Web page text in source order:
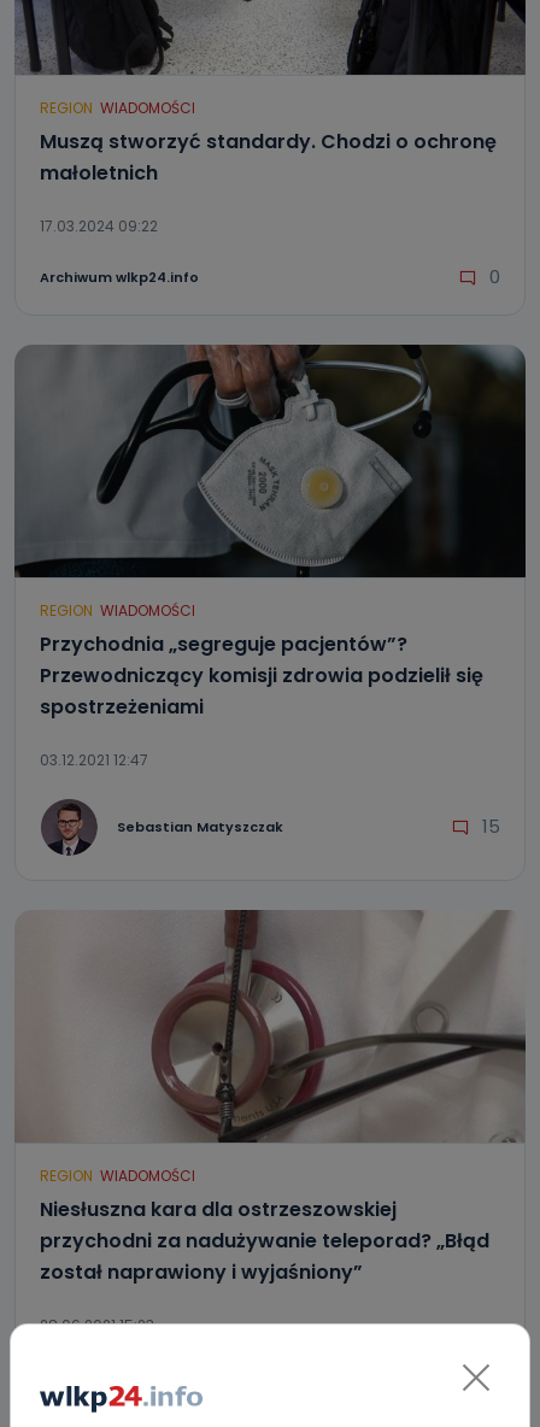
REGION WIADOMOŚCI
Muszą stworzyć standardy. Chodzi o ochronę
małoletnich
17.03.2024 09:22
Archiwum wlkp24.info 0
REGION WIADOMOŚCI
Przychodnia „segreguje pacjentów”?
Przewodniczący komisji zdrowia podzielił się
spostrzeżeniami
03.12.2021 12:47
Sebastian Matyszczak 15
REGION WIADOMOŚCI
Niesłuszna kara dla ostrzeszowskiej
przychodni za nadużywanie teleporad? „Błąd
został naprawiony i wyjaśniony”
28.06.2021 15:23
Sebastian Matyszczak